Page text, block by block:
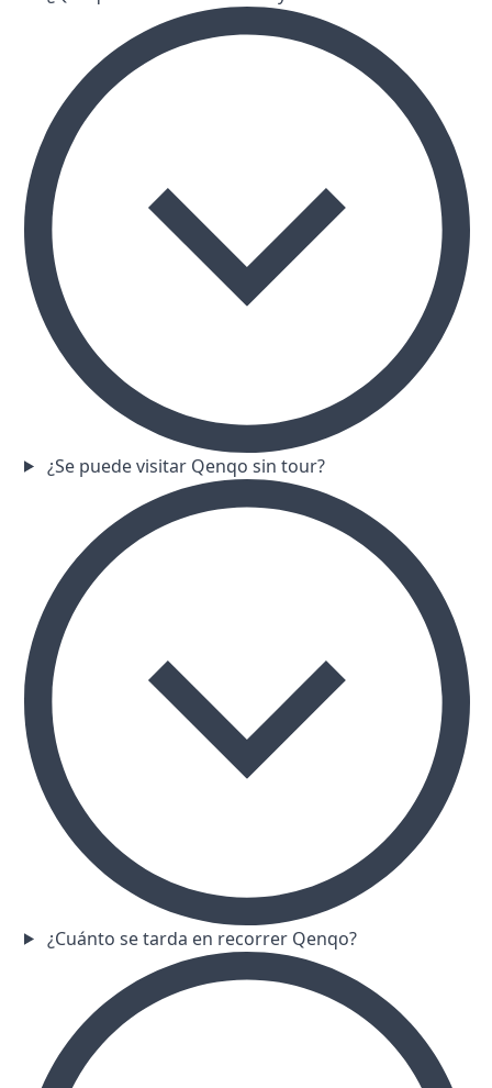
¿Se puede visitar Qenqo sin tour?
¿Cuánto se tarda en recorrer Qenqo?